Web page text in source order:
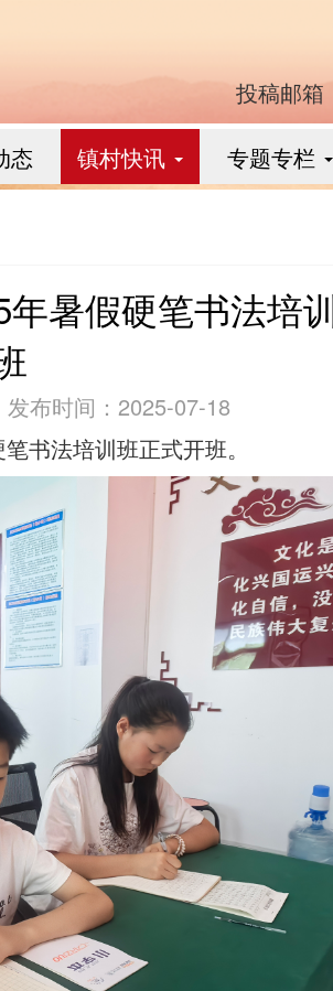
投稿邮箱
态 镇村快讯 专题专栏
暑假硬笔书法培
发布时间：2025-07-18
书法培训班正式开班。